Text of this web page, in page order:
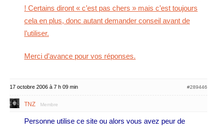
! Certains diront « c’est pas chers » mais c’est toujours
cela en plus, donc autant demander conseil avant de
l’utiliser.
Merci d’avance pour vos réponses.
17 octobre 2006 à 7 h 09 min #289446
TNZ Membre
Personne utilise ce site ou alors vous avez peur de